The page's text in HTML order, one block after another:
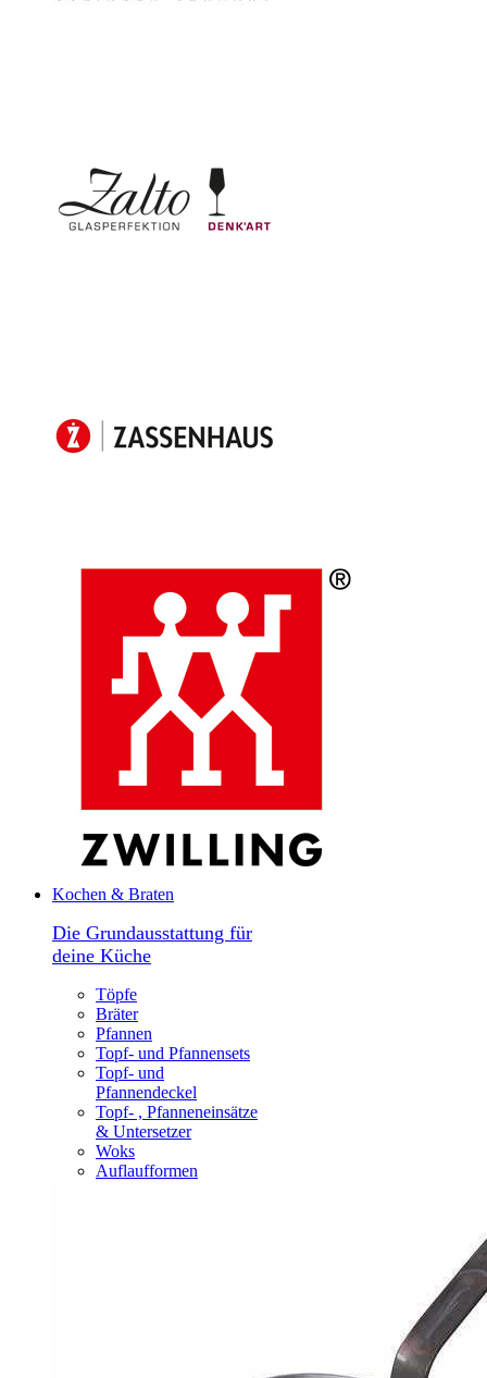
Kochen & Braten
Die Grundausstattung für
deine Küche
Töpfe
Bräter
Pfannen
Topf- und Pfannensets
Topf- und
Pfannendeckel
Topf- , Pfanneneinsätze
& Untersetzer
Woks
Auflaufformen